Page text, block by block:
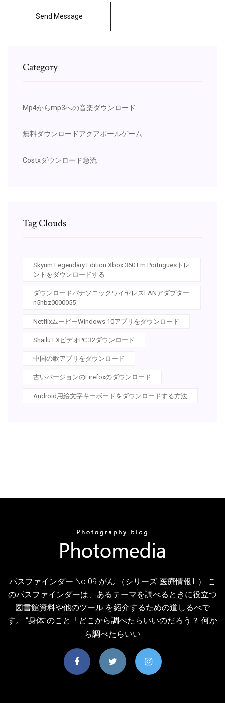
Send Message
Category
Mp4からmp3への音楽ダウンロード
無料ダウンロードアクアボールゲーム
Costxダウンロード急流
Tag Clouds
Skyrim Legendary Edition Xbox 360 Em Portuguesトレ
ントをダウンロードする
ダウンロードパナソニックワイヤレスLANアダプター
n5hbz0000055
NetflixムービーWindows 10アプリをダウンロード
Shailu FXビデオPC 32ダウンロード
中国の歌アプリをダウンロード
古いバージョンのFirefoxのダウンロード
Android用絵文字キーボードをダウンロードする方法
パスファインダー No.09 がん （シリーズ 医療情報1 ） こ
のパスファインダーは、あるテーマを調べるときに役立つ
図書館資料や他のツール を紹介するための道しるべで
す。 “身体”のこと「どこから調べたらいいのだろう？ 何か
ら調べたらいい